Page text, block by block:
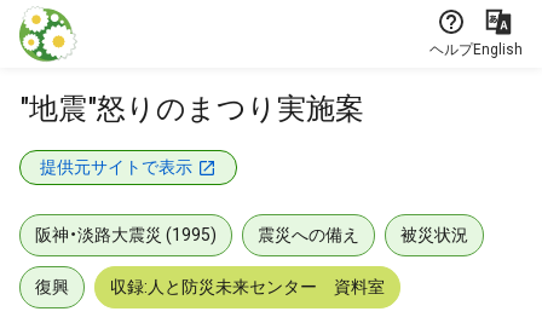
本文に飛ぶ
ヘルプEnglish
"地震"怒りのまつり実施案
提供元サイトで表示
阪神・淡路大震災 (1995) 震災への備え 被災状況
復興 収録:人と防災未来センター 資料室